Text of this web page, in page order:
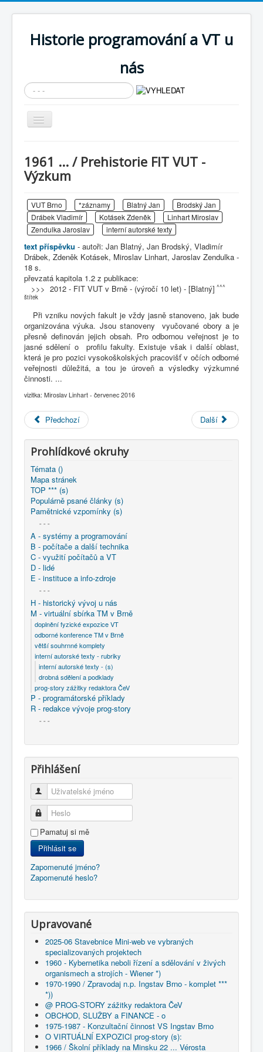
Historie programování a VT u
nás
Vyhledávání...
Přepnout
navigaci
Cíle expozice
Současnost SW a IT
KNIHOVNA
Historické počítače
COBOL
O nás
Úvod
M - virtuální sbírka TM v Brně
interní autorské texty - rubriky
~ VUT Brno: Prehistorie FIT 1956-2002
1961 ... / Prehistorie FIT VUT - Výzkum
1961 ... / Prehistorie FIT VUT -
Výzkum
VUT Brno *záznamy Blatný Jan
Brodský Jan
Drábek Vladimír
Kotásek Zdeněk
Linhart Miroslav
Zendulka Jaroslav
interní autorské texty
text příspěvku - autoři: Jan Blatný, Jan Brodský, Vladimír
Drábek, Zdeněk Kotásek, Miroslav Linhart, Jaroslav Zendulka -
18 s.
převzatá kapitola 1.2 z publikace:
>>> 2012 - FIT VUT v Brně - (výročí 10 let) - [Blatný] ^^^
štítek
Při vzniku nových fakult je vždy jasně stanoveno, jak bude
organizována výuka. Jsou stanoveny vyučované obory a je
přesně definován jejich obsah. Pro odbornou veřejnost je to
jasné sdělení o profilu fakulty. Existuje však i další oblast,
která je pro pozici vysokoškolských pracovišť v očích odborné
veřejnosti důležitá, a tou je úroveň a výsledky výzkumné
činnosti. ...
vizitka: Miroslav Linhart - červenec 2016
Předchozí Další
Prohlídkové okruhy
Témata ()
Mapa stránek
TOP *** (s)
Populárně psané články (s)
Pamětnické vzpomínky (s)
- - -
A - systémy a programování
B - počítače a další technika
C - využití počítačů a VT
D - lidé
E - instituce a info-zdroje
- - -
H - historický vývoj u nás
M - virtuální sbírka TM v Brně
doplnění fyzické expozice VT
odborné konference TM v Brně
větší souhrnné komplety
interní autorské texty - rubriky
interní autorské texty - (s)
drobná sdělení a podklady
prog-story zážitky redaktora ČeV
P - programátorské příklady
R - redakce vývoje prog-story
- - -
Přihlášení
Uživatelské jméno
Heslo
Pamatuj si mě
Přihlásit se
Zapomenuté jméno?
Zapomenuté heslo?
Upravované
2025-06 Stavebnice Mini-web ve vybraných
specializovaných projektech
1960 - Kybernetika neboli řízení a sdělování v živých
organismech a strojích - Wiener *)
1970-1990 / Zpravodaj n.p. Ingstav Brno - komplet ***
*))
@ PROG-STORY zážitky redaktora ČeV
OBCHOD, SLUŽBY a FINANCE - o
1975-1987 - Konzultační činnost VS Ingstav Brno
O VIRTUÁLNÍ EXPOZICI prog-story (s):
1966 / Školní příklady na Minsku 22 ... Vérosta